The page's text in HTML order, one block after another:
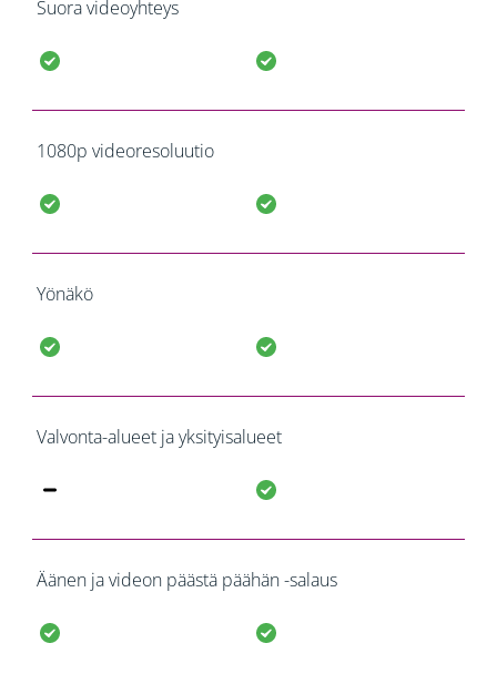
Suora videoyhteys
1080p videoresoluutio
Yönäkö
Valvonta-alueet ja yksityisalueet
Äänen ja videon päästä päähän -salaus